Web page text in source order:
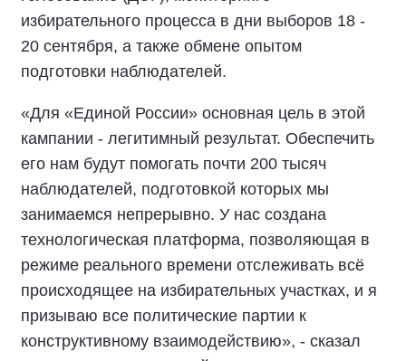
избирательного процесса в дни выборов 18 -
20 сентября, а также обмене опытом
подготовки наблюдателей.
«Для «Единой России» основная цель в этой
кампании - легитимный результат. Обеспечить
его нам будут помогать почти 200 тысяч
наблюдателей, подготовкой которых мы
занимаемся непрерывно. У нас создана
технологическая платформа, позволяющая в
режиме реального времени отслеживать всё
происходящее на избирательных участках, и я
призываю все политические партии к
конструктивному взаимодействию», - сказал